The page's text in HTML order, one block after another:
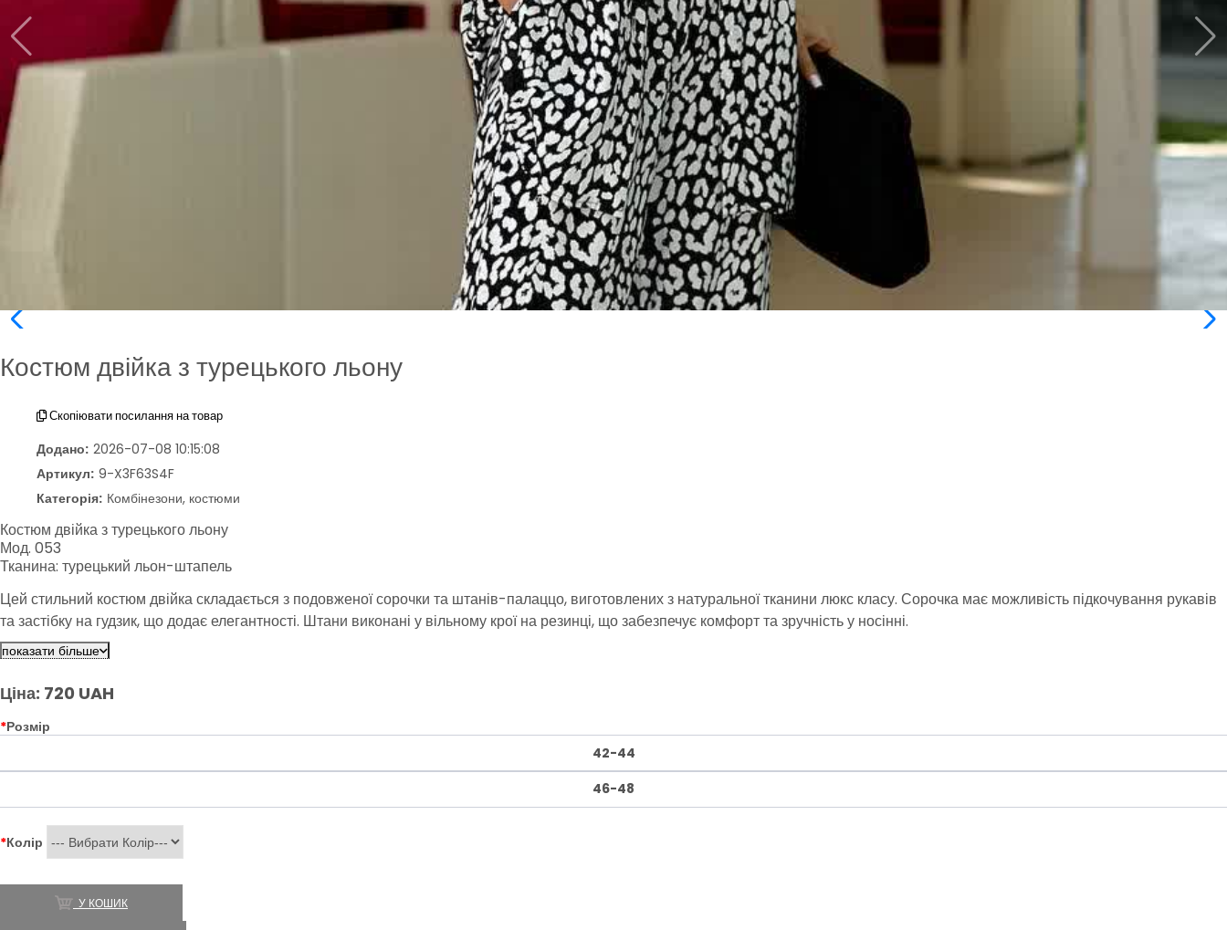
Костюм двійка з турецького льону
Скопіювати посилання на товар
Додано: 2026-07-08 10:15:08
Артикул: 9-X3F63S4F
Категорія: Комбінезони, костюми
Костюм двійка з турецького льону
Мод. 053
Тканина: турецький льон-штапель
Цей стильний костюм двійка складається з подовженої сорочки та штанів-палаццо, виготовлених з натуральної тканини люкс класу. Сорочка має можливість підкочування рукавів
та застібку на гудзик, що додає елегантності. Штани виконані у вільному крої на резинці, що забезпечує комфорт та зручність у носінні.
показати більше
Ціна: 720 UAH
*Розмір
42-44
46-48
*Колір
У КОШИК